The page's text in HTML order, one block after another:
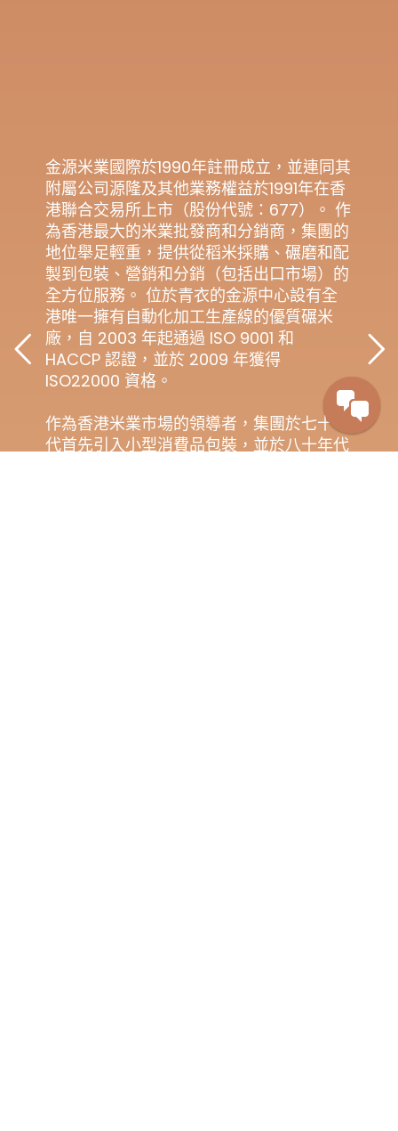
金源米業國際於1990年註冊成立，並連同其
附屬公司源隆及其他業務權益於1991年在香
港聯合交易所上市（股份代號：677）。 作
為香港最大的米業批發商和分銷商，集團的
地位舉足輕重，提供從稻米採購、碾磨和配
製到包裝、營銷和分銷（包括出口市場）的
全方位服務。 位於青衣的金源中心設有全
港唯一擁有自動化加工生產線的優質碾米
廠，自 2003 年起通過 ISO 9001 和
HACCP 認證，並於 2009 年獲得
ISO22000 資格。
作為香港米業市場的領導者，集團於七十年
代首先引入小型消費品包裝，並於八十年代